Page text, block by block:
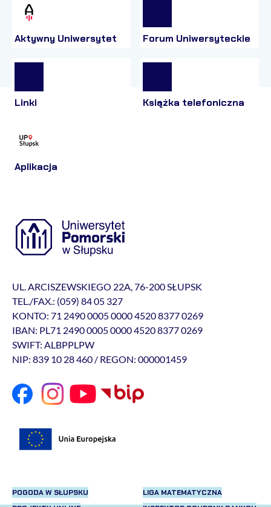
Aktywny Uniwersytet Forum Uniwersyteckie
Linki Książka telefoniczna
Aplikacja
UL. ARCISZEWSKIEGO 22A, 76-200 SŁUPSK
TEL./FAX.: (059) 84 05 327
KONTO: 71 2490 0005 0000 4520 8377 0269
IBAN: PL71 2490 0005 0000 4520 8377 0269
SWIFT: ALBPPLPW
NIP: 839 10 28 460 / REGON: 000001459
POGODA W SŁUPSKU
LIGA MATEMATYCZNA